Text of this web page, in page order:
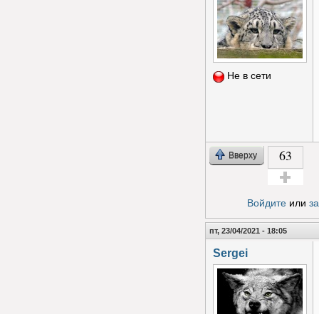
Не в сети
Вверху 63
Войдитеили
пт, 23/04/2021 - 18:05
Sergei